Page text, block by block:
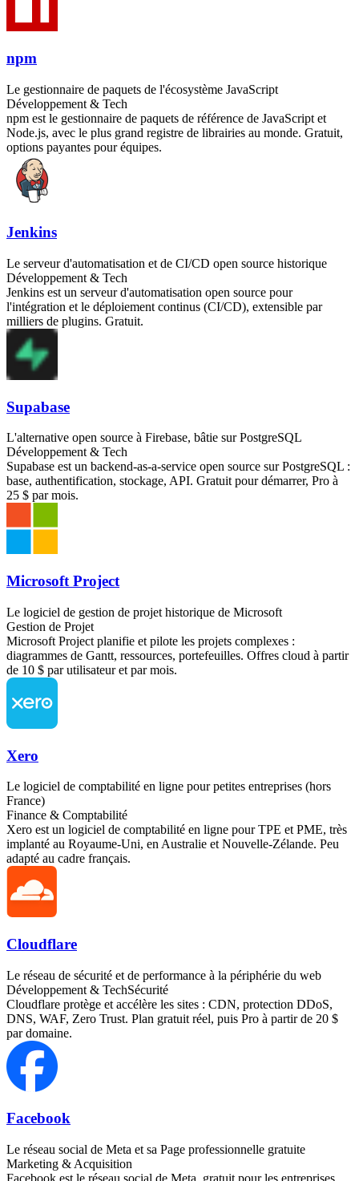
npm
Le gestionnaire de paquets de l'écosystème JavaScript
Développement & Tech
npm est le gestionnaire de paquets de référence de JavaScript et
Node.js, avec le plus grand registre de librairies au monde. Gratuit,
options payantes pour équipes.
Jenkins
Le serveur d'automatisation et de CI/CD open source historique
Développement & Tech
Jenkins est un serveur d'automatisation open source pour
l'intégration et le déploiement continus (CI/CD), extensible par
milliers de plugins. Gratuit.
Supabase
L'alternative open source à Firebase, bâtie sur PostgreSQL
Développement & Tech
Supabase est un backend-as-a-service open source sur PostgreSQL :
base, authentification, stockage, API. Gratuit pour démarrer, Pro à
25 $ par mois.
Microsoft Project
Le logiciel de gestion de projet historique de Microsoft
Gestion de Projet
Microsoft Project planifie et pilote les projets complexes :
diagrammes de Gantt, ressources, portefeuilles. Offres cloud à partir
de 10 $ par utilisateur et par mois.
Xero
Le logiciel de comptabilité en ligne pour petites entreprises (hors
France)
Finance & Comptabilité
Xero est un logiciel de comptabilité en ligne pour TPE et PME, très
implanté au Royaume-Uni, en Australie et Nouvelle-Zélande. Peu
adapté au cadre français.
Cloudflare
Le réseau de sécurité et de performance à la périphérie du web
Développement & TechSécurité
Cloudflare protège et accélère les sites : CDN, protection DDoS,
DNS, WAF, Zero Trust. Plan gratuit réel, puis Pro à partir de 20 $
par domaine.
Facebook
Le réseau social de Meta et sa Page professionnelle gratuite
Marketing & Acquisition